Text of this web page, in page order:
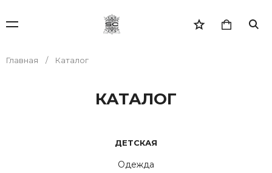
Главная Каталог
КАТАЛОГ
ДЕТСКАЯ
Одежда